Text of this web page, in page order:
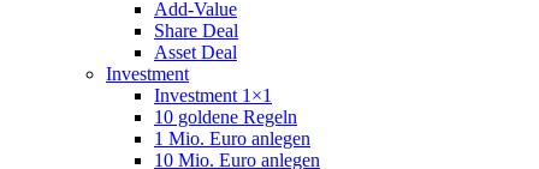
Add-Value
Share Deal
Asset Deal
Investment
Investment 1×1
10 goldene Regeln
1 Mio. Euro anlegen
10 Mio. Euro anlegen